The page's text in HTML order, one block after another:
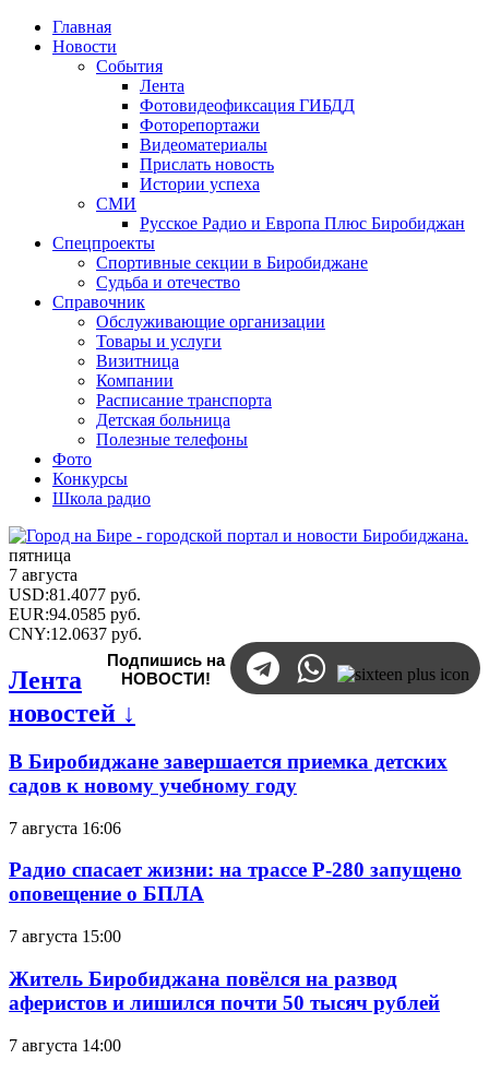
Главная
Новости
События
Лента
Фотовидеофиксация ГИБДД
Фоторепортажи
Видеоматериалы
Прислать новость
Истории успеха
СМИ
Русское Радио и Европа Плюс Биробиджан
Спецпроекты
Спортивные секции в Биробиджане
Судьба и отечество
Справочник
Обслуживающие организации
Товары и услуги
Визитница
Компании
Расписание транспорта
Детская больница
Полезные телефоны
Фото
Конкурсы
Школа радио
пятница
7 августа
USD:81.4077 руб.
EUR:94.0585 руб.
CNY:12.0637 руб.
Подпишись на
НОВОСТИ!
Лента
новостей ↓
В Биробиджане завершается приемка детских
садов к новому учебному году
7 августа 16:06
Радио спасает жизни: на трассе Р-280 запущено
оповещение о БПЛА
7 августа 15:00
Житель Биробиджана повёлся на развод
аферистов и лишился почти 50 тысяч рублей
7 августа 14:00